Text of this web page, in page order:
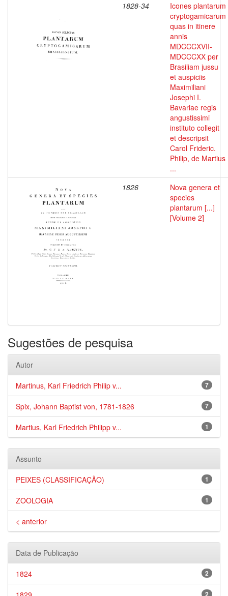
1828-34
Icones plantarum
cryptogamicarum
quas in itinere
annis
MDCCCXVII-
MDCCCXX per
Brasiliam jussu
et auspiciis
Maximiliani
Josephi I.
Bavariae regis
angustissimi
instituto collegit
et descripsit
Carol Frideric.
Philip, de Martius
...
1826
Nova genera et
species
plantarum [...]
[Volume 2]
Sugestões de pesquisa
Autor
7
Martinus, Karl Friedrich Philip v...
7
Spix, Johann Baptist von, 1781-1826
1
Martius, Karl Friedrich Philipp v...
Assunto
1
PEIXES (CLASSIFICAÇÃO)
1
ZOOLOGIA
< anterior
Data de Publicação
2
1824
2